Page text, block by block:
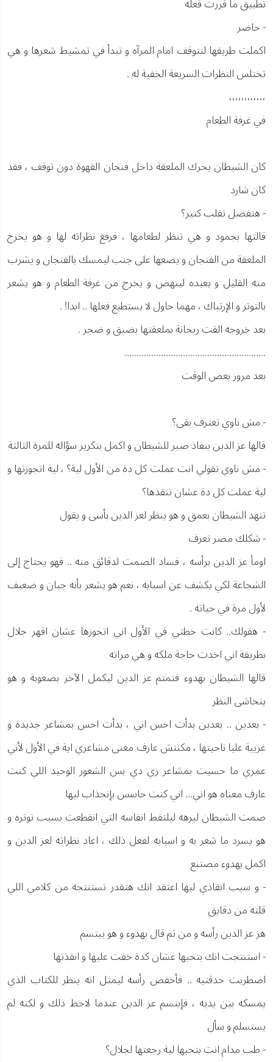
تطبيق ما قررت فعله
- حاضر
اكملت طريقها لتتوقف امام المرآه و تبدأ في تمشيط شعرها و هي
تختلس النظرات السريعة الخفية له .
،،،،،،،،،،،،
في غرفة الطعام
كان الشيطان يحرك الملعقة داخل فنجان القهوة دون توقف ، فقد
كان شارد
- هتفضل تقلب كتير؟
قالتها بجمود و هي تنظر لطعامها ، فرفع نظراته لها و هو يخرج
الملعقة من الفنجان و يضعها على جنب ليمسك بالفنجان و يشرب
منه القليل و يعيده لينهض و يخرج من غرفة الطعام و هو يشعر
بالتوتر و الإرتباك ، مهما حاول لا يستطيع فعلها .. ابدا! .
بعد خروجه القت ريحانة بملعقتها بضيق و ضجر .
..........................................................
بعد مرور بعض الوقت
- مش ناوي تعترف بقى؟
قالها عز الدين بنفاذ صبر للشيطان و اكمل بتكرير سؤاله للمرة الثالثة
- مش ناوي تقولي انت عملت كل دة من الأول لية؟ ، لية اتجوزتها و
لية عملت كل دة عشان تنقذها؟
تنهد الشيطان بعمق و هو ينظر لعز الدين بأسى و يقول
- شكلك مصر تعرف
اومأ عز الدين برأسه ، فساد الصمت لدقائق منه .. فهو يحتاج إلى
الشجاعة لكي يكشف عن اسبابه ، نعم هو يشعر بأنه جبان و ضعيف
لأول مرة في حياته .
- هقولك.. كانت خطتي في الأول اني اتجوزها عشان اقهر جلال
بطريقة اني اخدت حاجة ملكه و هي مراته
قالها الشيطان بهدوء فتمتم عز الدين ليكمل الآخر بصعوبة و هو
يتحاشى النظر
- بعدين .. بعدين بدأت احس اني ، بدأت احس بمشاعر جديدة و
غريبة عليا ناحيتها ، مكنتش عارف معنى مشاعري اية في الأول لأني
عمري ما حسيت بمشاعر زي دي بس الشعور الوحيد اللي كنت
عارف معناه هو اني... اني كنت حاسس بإنجذاب ليها
صمت الشيطان لبرهه ليلتقط انفاسه التي انقطعت بسبب توتره و
هو يسرد ما شعر به و اسبابه لفعل ذلك ، اعاد نظراته لعز الدين و
اكمل بهدوء مصتنع
- و سبب انقاذي ليها اعتقد انك هتقدر تستنتجه من كلامي اللي
قلته من دقايق
هز عز الدين رأسه و من ثم قال بهدوء و هو يبتسم
- استنتجت انك بتحبها عشان كدة خفت عليها و انقذتها
اضطربت حدقتيه .. فأخفض رأسه ليمثل انه ينظر للكتاب الذي
يمسكه بين يديه ، فإبتسم عز الدين عندما لاحظ ذلك و لكنه لم
يستسلم و سأل
- طب مدام انت بتحبها لية رجعتها لجلال؟